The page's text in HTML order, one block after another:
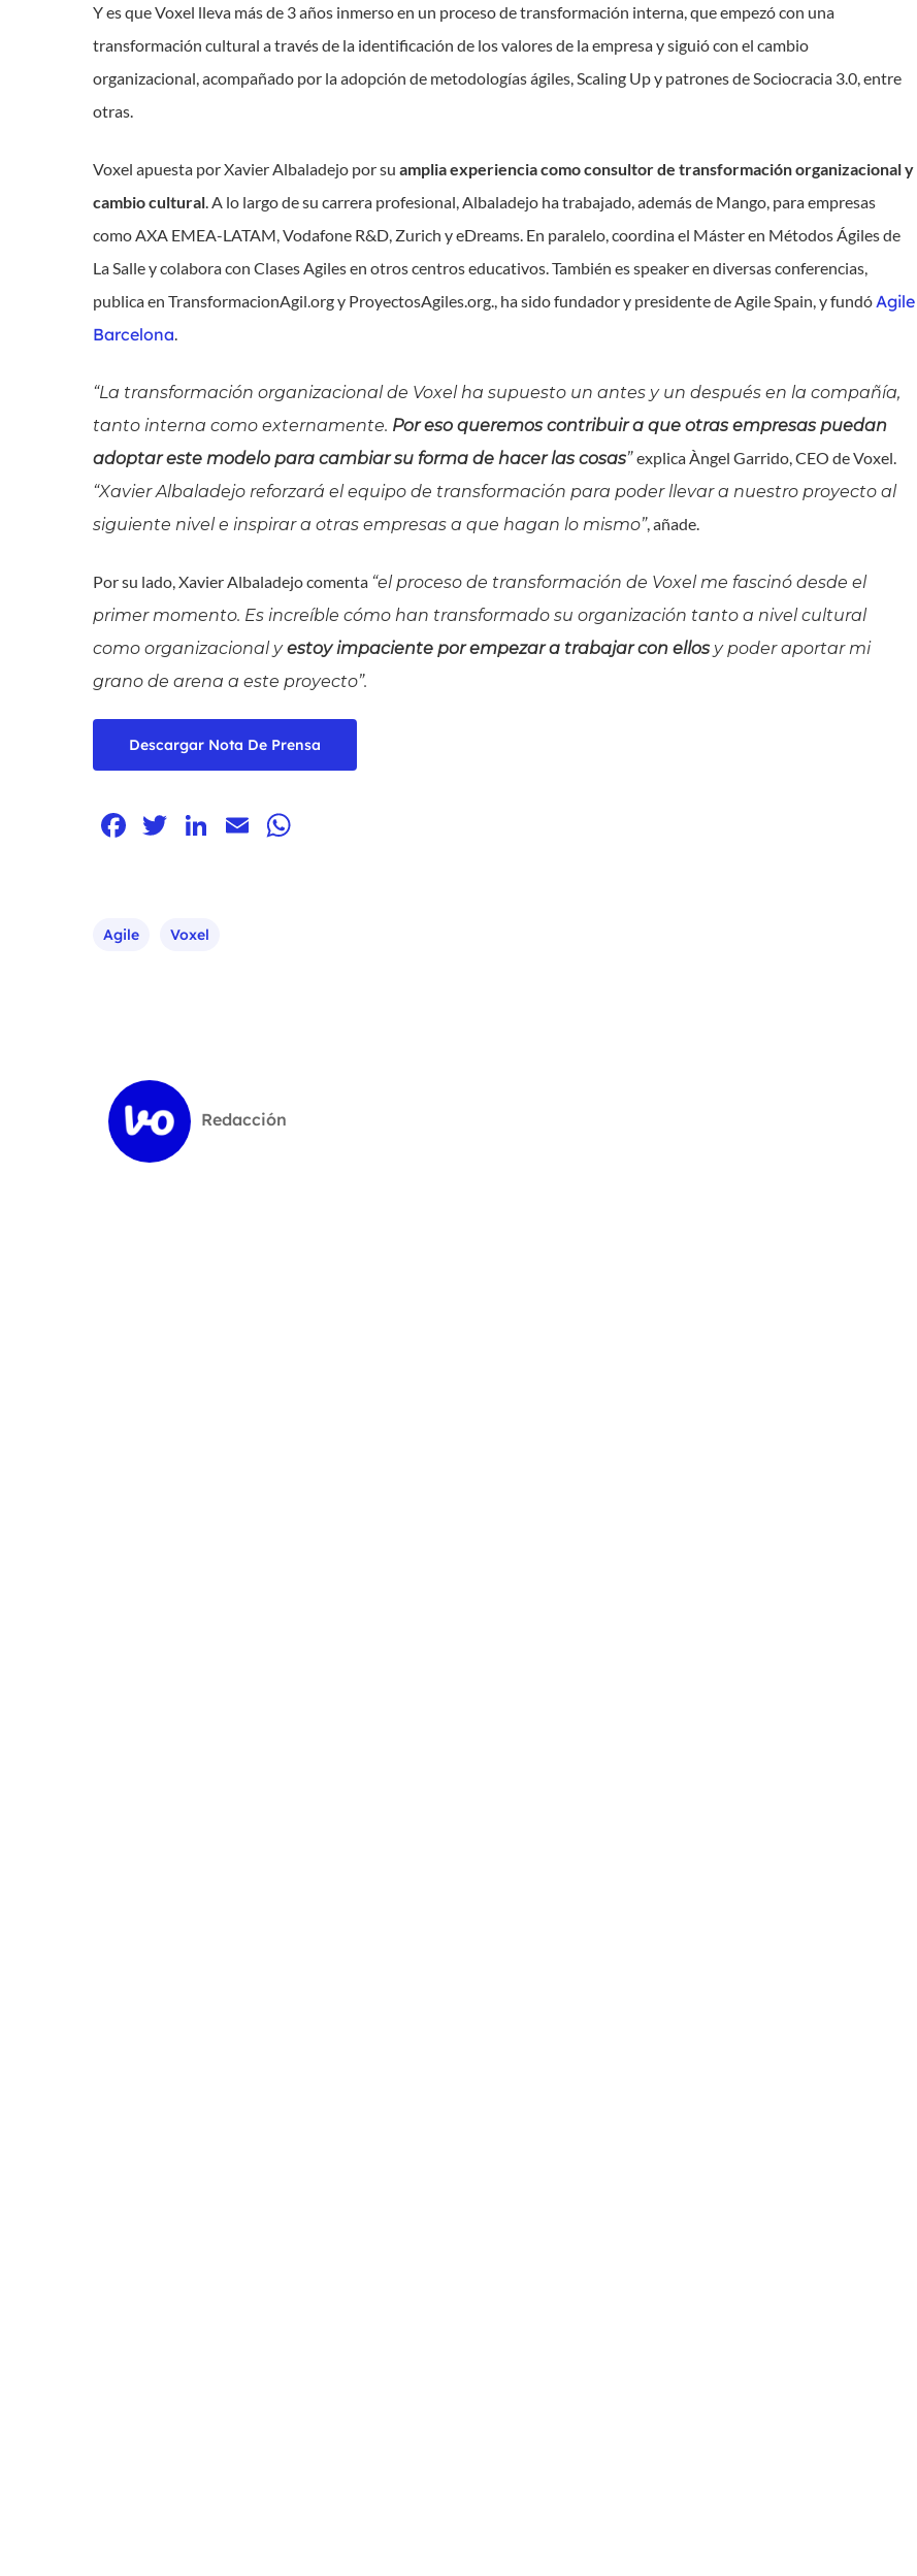
Y es que Voxel lleva más de 3 años inmerso en un proceso de transformación interna, que empezó con una
transformación cultural a través de la identificación de los valores de la empresa y siguió con el cambio
organizacional, acompañado por la adopción de metodologías ágiles, Scaling Up y patrones de Sociocracia 3.0, entre
otras.
Voxel apuesta por Xavier Albaladejo por su amplia experiencia como consultor de transformación organizacional y
cambio cultural. A lo largo de su carrera profesional, Albaladejo ha trabajado, además de Mango, para empresas
como AXA EMEA-LATAM, Vodafone R&D, Zurich y eDreams. En paralelo, coordina el Máster en Métodos Ágiles de
La Salle y colabora con Clases Agiles en otros centros educativos. También es speaker en diversas conferencias,
publica en TransformacionAgil.org y ProyectosAgiles.org., ha sido fundador y presidente de Agile Spain, y fundóAgile
Barcelona.
“La transformación organizacional de Voxel ha supuesto un antes y un después en la compañía,
tanto interna como externamente. Por eso queremos contribuir a que otras empresas puedan
adoptar este modelo para cambiar su forma de hacer las cosas”explica Àngel Garrido, CEO de Voxel.
“Xavier Albaladejo reforzará el equipo de transformación para poder llevar a nuestro proyecto al
siguiente nivel e inspirar a otras empresas a que hagan lo mismo”, añade.
Por su lado, Xavier Albaladejo comenta “el proceso de transformación de Voxel me fascinó desde el
primer momento. Es increíble cómo han transformado su organización tanto a nivel cultural
como organizacional yestoy impaciente por empezar a trabajar con ellos y poder aportar mi
grano de arena a este proyecto”.
Descargar Nota De Prensa
Facebook
Twitter
LinkedIn
Email
Agile Voxel
Redacción